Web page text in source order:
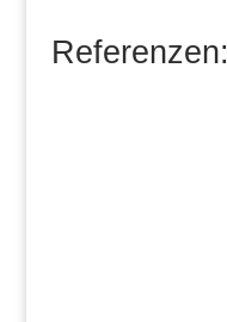
Referenzen: